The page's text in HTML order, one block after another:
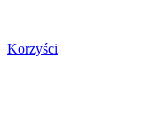
Korzyści